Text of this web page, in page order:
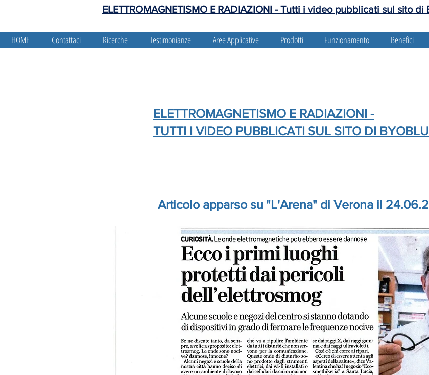
ELETTROMAGNETISMO E RADIAZIONI - Tutti i video pubblicati sul sito di
HOME Contattaci Ricerche Testimonianze Aree Applicative Prodotti Funzionamento Benefici
ELETTROMAGNETISMO E RADIAZIONI -
TUTTI I VIDEO PUBBLICATI SUL SITO DI
Articolo apparso su "L'Arena" di Verona il